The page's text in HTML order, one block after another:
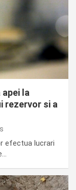
la
rezervor si a
efectua lucrari